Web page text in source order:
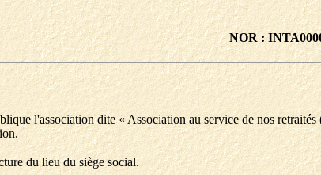
NOR :
l'association dite « Association au service de nos
du lieu du siège social.